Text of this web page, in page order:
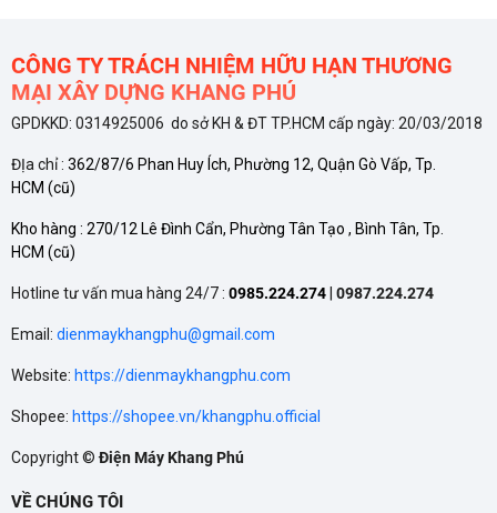
CÔNG TY TRÁCH NHIỆM HỮU HẠN THƯƠNG
MẠI XÂY DỰNG KHANG PHÚ
GPDKKD: 0314925006 do sở KH & ĐT TP.HCM cấp ngày: 20/03/2018
ĐỊa chỉ : 362/87/6 Phan Huy Ích, Phường 12, Quận Gò Vấp, Tp.
HCM (cũ)
Kho hàng : 270/12 Lê Đình Cẩn, Phường Tân Tạo , Bình Tân, Tp.
HCM (cũ)
Hotline tư vấn mua hàng 24/7 : 0985.224.274 0987.224.274
Email: dienmaykhangphu@gmail.com
Website: https://dienmaykhangphu.com
Shopee: https://shopee.vn/khangphu.official
Copyright ©Điện Máy Khang Phú
VỀ CHÚNG TÔI